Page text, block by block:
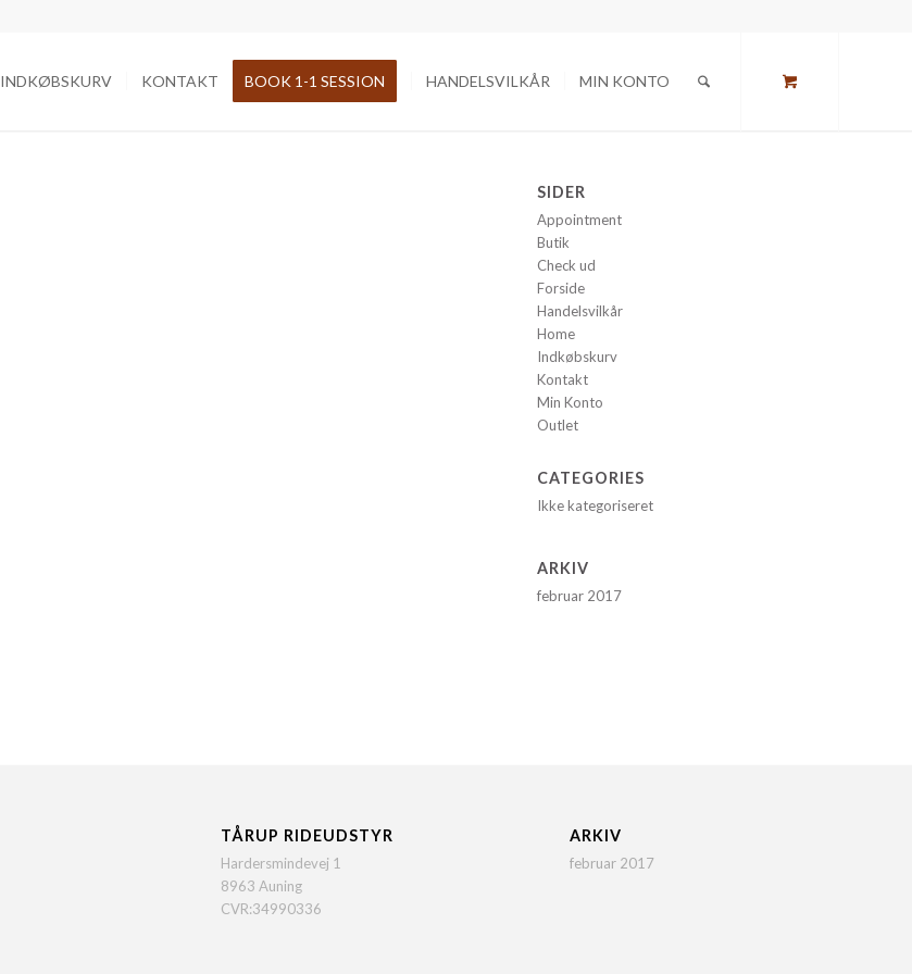
INDKØBSKURV KONTAKT BOOK 1-1 SESSION HANDELSVILKÅR MIN KONTO
SIDER
Appointment
Butik
Check ud
Forside
Handelsvilkår
Home
Indkøbskurv
Kontakt
Min Konto
Outlet
CATEGORIES
Ikke kategoriseret
ARKIV
februar 2017
TÅRUP RIDEUDSTYR
Hardersmindevej 1
8963 Auning
CVR:34990336
ARKIV
februar 2017